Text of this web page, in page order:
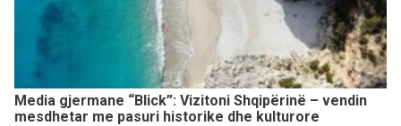
Media gjermane “Blick”: Vizitoni Shqipërinë – vendin
mesdhetar me pasuri historike dhe kulturore